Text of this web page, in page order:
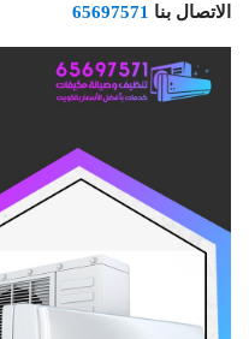
الاتصال بنا 65697571